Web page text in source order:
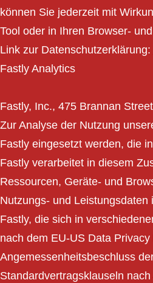
können Sie jederzeit mit
Tool oder in Ihren Browser-
Link zur Datenschutzerklärung:
Fastly Analytics
Fastly, Inc., 475 Brannan
Zur Analyse der Nutzung
Fastly eingesetzt werden, die
Fastly verarbeitet in diesem
Ressourcen, Geräte- und
Nutzungs- und
Fastly, die sich in
nach dem EU-US Data
Angemessenheitsbeschluss
Standardvertragsklauseln